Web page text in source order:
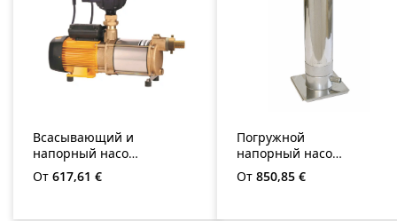
Всасывающий и
напорный насос
AspriPlus
Обычная цена:
От 617,61 €
Погружной
напорный насос
Multigo
Обычная цена:
От 850,85 €